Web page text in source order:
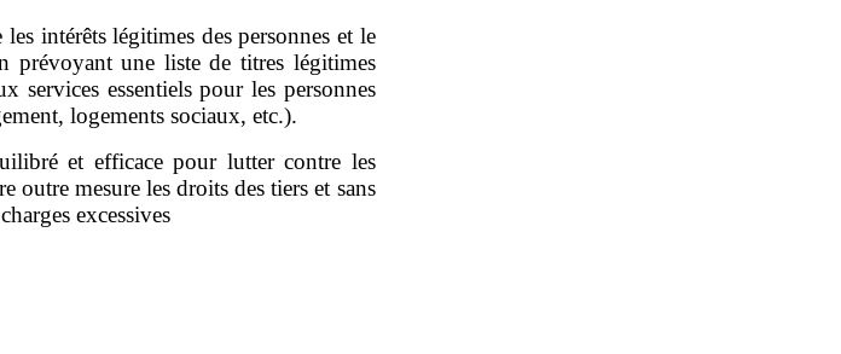
intérêts légitimes des personnes et le
prévoyant une liste de titres légitimes
services essentiels pour les personnes
logements sociaux, etc.).
et efficace pour lutter contre les
outre mesure les droits des tiers et sans
excessives